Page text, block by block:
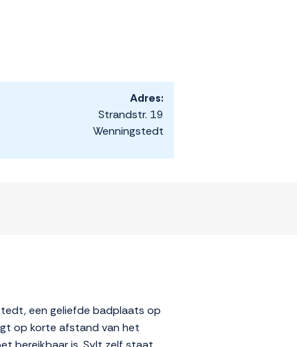
Adres:
Strandstr. 19
Wenningstedt
een geliefde badplaats op
op korte afstand van het